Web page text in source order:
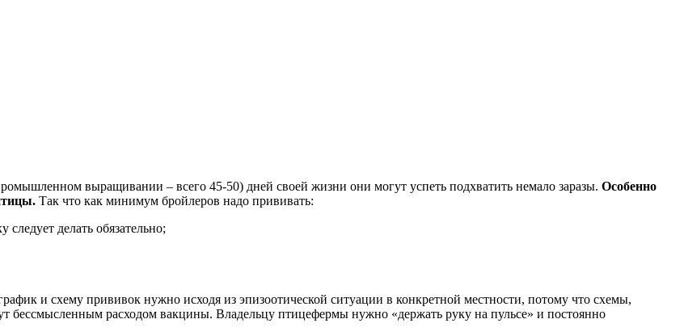
выращивании – всего 45-50) дней своей жизни они могут успеть подхватить немало заразы. Особенно
Так что как минимум бройлеров надо прививать:
делать обязательно;
и схему прививок нужно исходя из эпизоотической ситуации в конкретной местности, потому что схемы,
бессмысленным расходом вакцины. Владельцу птицефермы нужно «держать руку на пульсе» и постоянно